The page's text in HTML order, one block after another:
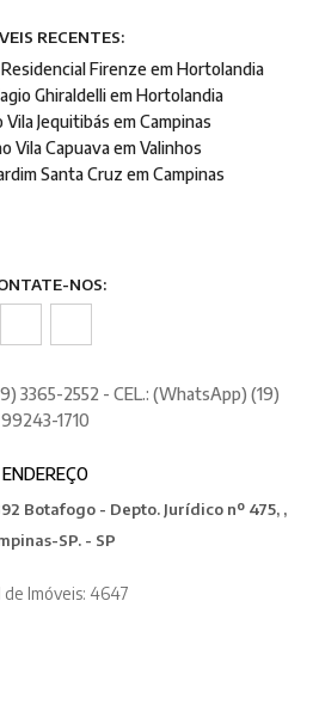
RECENTES:
Firenze em Hortolandia
Ghiraldelli em Hortolandia
Jequitibás em Campinas
Vila Capuava em Valinhos
Santa Cruz em Campinas
NOS:
3365-2552 - CEL.: (WhatsApp) (19)
99243-1710
ENDEREÇO
Botafogo - Depto. Jurídico nº 475, ,
SP. - SP
Imóveis: 4647